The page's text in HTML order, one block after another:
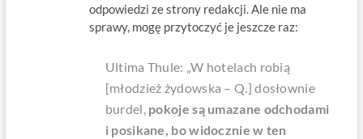
odpowiedzi ze strony redakcji. Ale nie ma
sprawy, mogę przytoczyć je jeszcze raz:
Ultima Thule: „W hotelach robią
[młodzież żydowska – Q.] dosłownie
burdel, pokoje są umazane odchodami
i posikane, bo widocznie w ten